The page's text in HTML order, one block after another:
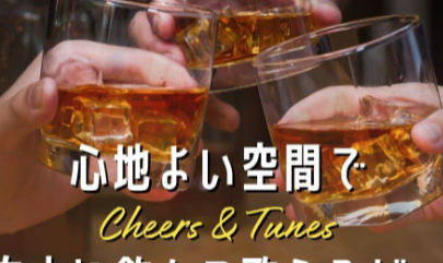
HP開設しました！
2025/07/14
当店のHPを開設いたしました！多くの方にわかり
でぜひブックマークの登録をお願いいたします☆